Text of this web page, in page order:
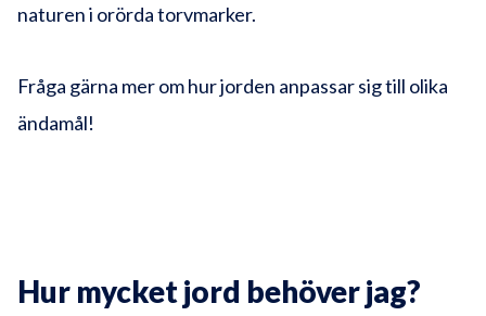
naturen i orörda torvmarker.
Fråga gärna mer om hur jorden anpassar sig till olika
ändamål!
Hur mycket jord behöver jag?